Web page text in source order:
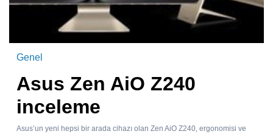
Genel
Asus Zen AiO Z240
inceleme
Asus’un yeni hepsi bir arada cihazı olan Zen AiO Z240, ergonomisi ve